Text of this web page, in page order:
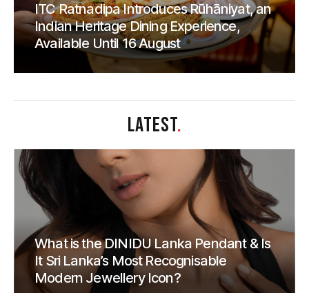
ITC Ratnadipa Introduces Rūhāniyat, an
Indian Heritage Dining Experience,
Available Until 16 August
LATEST.
What is the DINIDU Lanka Pendant & Is
It Sri Lanka’s Most Recognisable
Modern Jewellery Icon?